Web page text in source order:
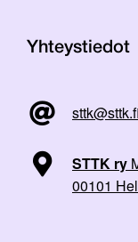
Yhteystiedot
sttk@sttk.fi
STTK ry
00101